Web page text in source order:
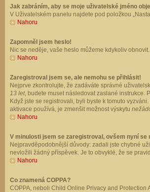
Jak zabráním, aby se moje uživatelské jméno
V Uživatelském panelu najdete pod položkou
Nahoru
Zapomněl jsem heslo!
Nic se neděje, vaše heslo můžeme kdykoliv
Nahoru
Zaregistroval jsem se, ale nemohu se přihlásit!
Nejprve zkontrolujte, že zadáváte správné
13 let, budete muset následovat zaslané instrukce.
Když jste se registrovali, byli byste k tomuto
aktivace používá, je zmenšit možnost výskytu
Nahoru
V minulosti jsem se zaregistroval, ovšem nyní se
Nejpravděpodobnější důvody: zadali jste chybné
nevložili žádný příspěvek. Je to obvyklé, že se
Nahoru
Co znamená COPPA?
COPPA, neboli Child Online Privacy and